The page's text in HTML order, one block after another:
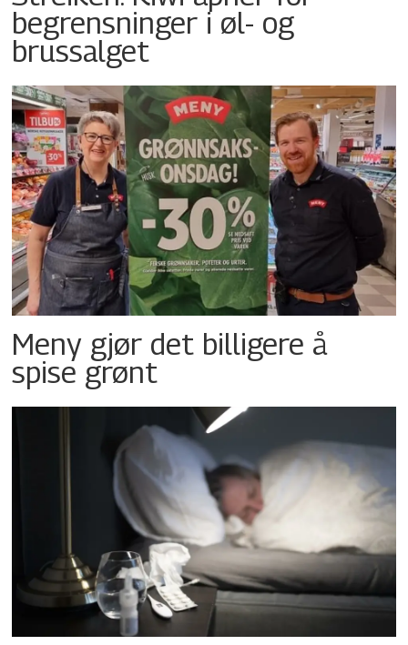
begrensninger i øl- og
brussalget
Meny gjør det billigere å
spise grønt